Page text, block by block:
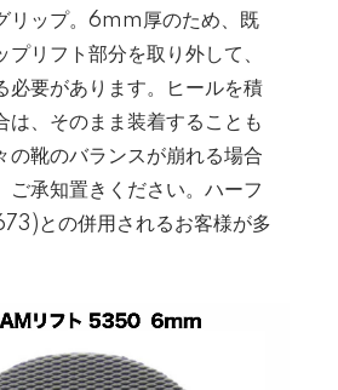
リップ。6mm厚のため、既
リフト部分を取り外して、
必要があります。ヒールを積
は、そのまま装着することも
の靴のバランスが崩れる場合
ご承知置きください。ハーフ
との併用されるお客様が多